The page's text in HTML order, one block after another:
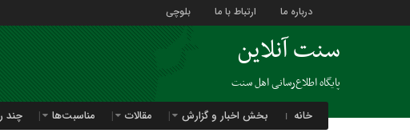
درباره ما ارتباط با ما بلوچی
سنت آنلاین
پایگاه اطلاع‌رسانی اهل سنت
خانه بخش اخبار و گزارش مقالات مناسبت‌ها چند